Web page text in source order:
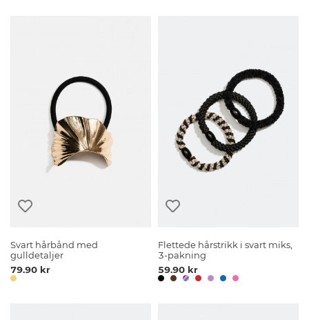
Svart hårbånd med
gulldetaljer
79.90 kr
Flettede hårstrikk i svart miks,
3-pakning
59.90 kr